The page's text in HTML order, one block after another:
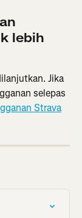
lebih
Jika
selepas
Strava